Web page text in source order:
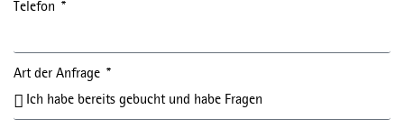
Telefon
Art der Anfrage